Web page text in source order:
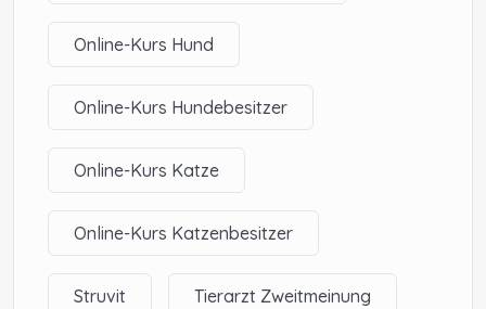
Online-Kurs Hund
Online-Kurs Hundebesitzer
Online-Kurs Katze
Online-Kurs Katzenbesitzer
Struvit Tierarzt Zweitmeinung